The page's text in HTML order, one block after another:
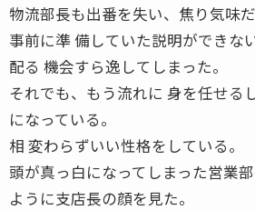
物流部長も出番を失い、焦り気味だ
事前に準 備していた説明ができな
配る 機会すら逸してしまった。
それでも、もう流れに 身を任せる
になっている。
相 変わらずいい性格をしている。
頭が真っ白になってしまった営業
ように支店長の顔を見た。